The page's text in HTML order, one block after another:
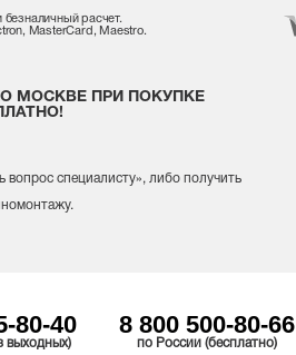
безналичный расчет.
MasterCard, Maestro.
МОСКВЕ ПРИ ПОКУПКЕ
вопрос специалисту», либо получить
80-40
выходных)
8 800 500-80-66
по России (бесплатно)